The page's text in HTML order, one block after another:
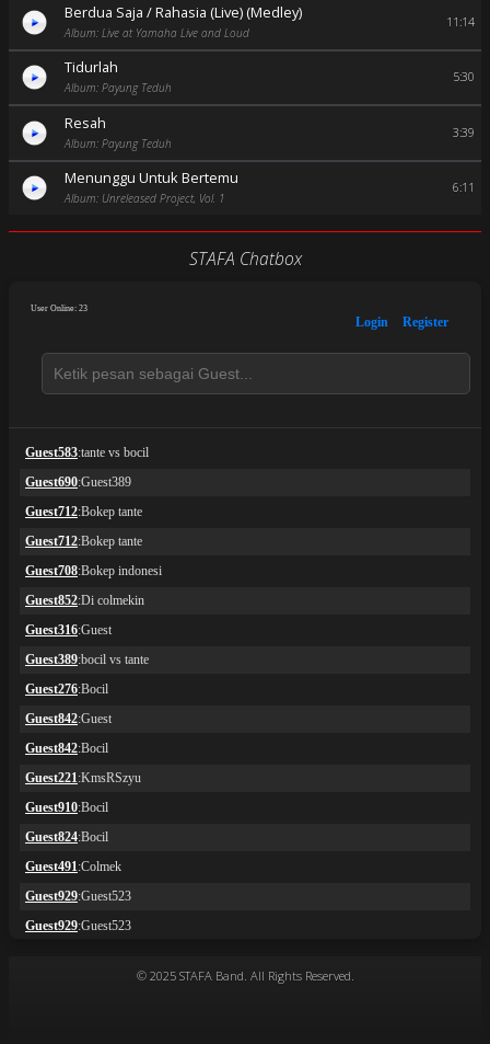
Berdua Saja / Rahasia (Live) (Medley)
Album: Live at Yamaha Live and Loud
11:14
Tidurlah
Album: Payung Teduh
5:30
Resah
Album: Payung Teduh
3:39
Menunggu Untuk Bertemu
Album: Unreleased Project, Vol. 1
6:11
STAFA Chatbox
© 2025 STAFA Band. All Rights Reserved.